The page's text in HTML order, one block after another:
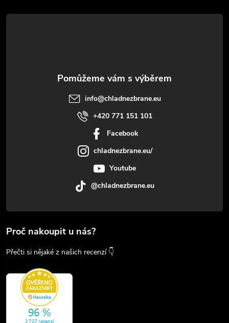
info@chladnezbrane.eu
+420 771 151 101
Facebook
chladnezbrane.eu/
Youtube
@chladnezbrane.eu
Proč nakoupit u nás?
Přečti si nějaké z našich recenzí 👇